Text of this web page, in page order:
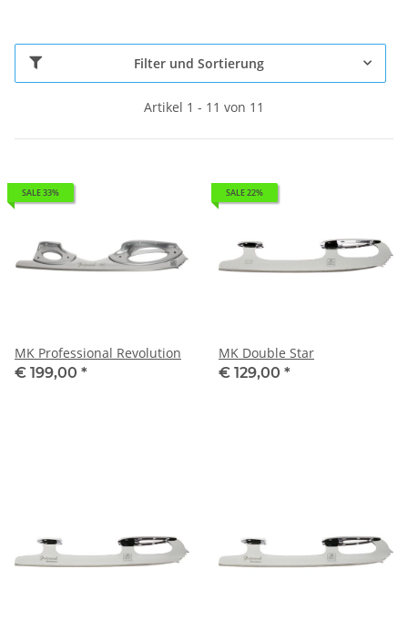
Filter und Sortierung
Artikel 1 - 11 von 11
SALE 33%
MK Professional Revolution
€ 199,00 *
SALE 22%
MK Double Star
€ 129,00 *